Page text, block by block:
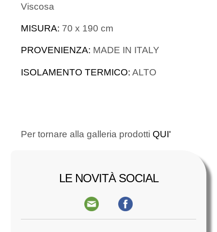
Viscosa
MISURA: 70 x 190 cm
PROVENIENZA: MADE IN ITALY
ISOLAMENTO TERMICO: ALTO
Per tornare alla galleria prodotti QUI'
LE NOVITÀ SOCIAL